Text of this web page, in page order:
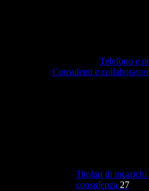
Telefono e
Consulenti e collaboratori
Titolari di incarichi
consulenza 27